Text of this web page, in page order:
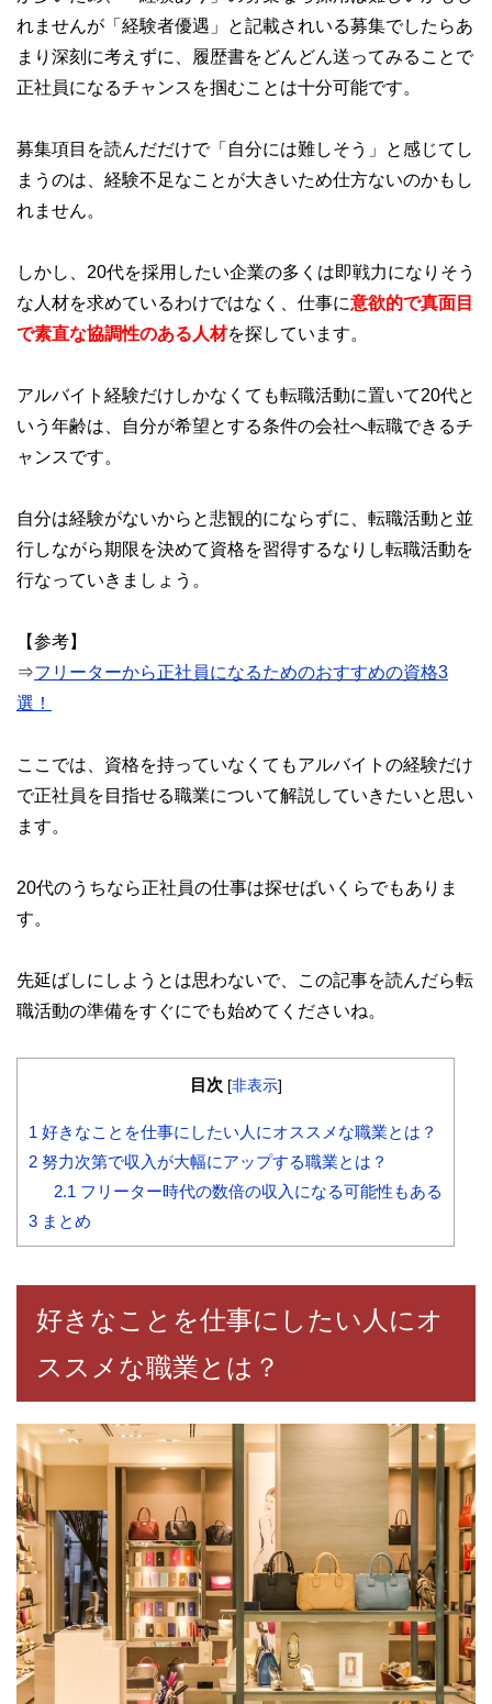
れませんが「経験者優遇」と記載されいる募集でしたらあ
まり深刻に考えずに、履歴書をどんどん送ってみることで
正社員になるチャンスを掴むことは十分可能です。
募集項目を読んだだけで「自分には難しそう」と感じてし
まうのは、経験不足なことが大きいため仕方ないのかもし
れません。
しかし、20代を採用したい企業の多くは即戦力になりそう
な人材を求めているわけではなく、仕事に意欲的で真面目
で素直な協調性のある人材を探しています。
アルバイト経験だけしかなくても転職活動に置いて20代と
いう年齢は、自分が希望とする条件の会社へ転職できるチ
ャンスです。
自分は経験がないからと悲観的にならずに、転職活動と並
行しながら期限を決めて資格を習得するなりし転職活動を
行なっていきましょう。
【参考】
⇒フリーターから正社員になるためのおすすめの資格3
選！
ここでは、資格を持っていなくてもアルバイトの経験だけ
で正社員を目指せる職業について解説していきたいと思い
ます。
20代のうちなら正社員の仕事は探せばいくらでもありま
す。
先延ばしにしようとは思わないで、この記事を読んだら転
職活動の準備をすぐにでも始めてくださいね。
目次 [非表示]
1 好きなことを仕事にしたい人にオススメな職業とは？
2 努力次第で収入が大幅にアップする職業とは？
2.1 フリーター時代の数倍の収入になる可能性もある
3 まとめ
好きなことを仕事にしたい人にオ
ススメな職業とは？